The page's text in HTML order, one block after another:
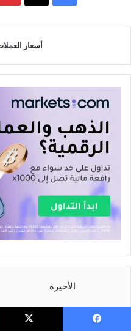
أسعار
الأخيرة
عملة elf حلال ام حرام